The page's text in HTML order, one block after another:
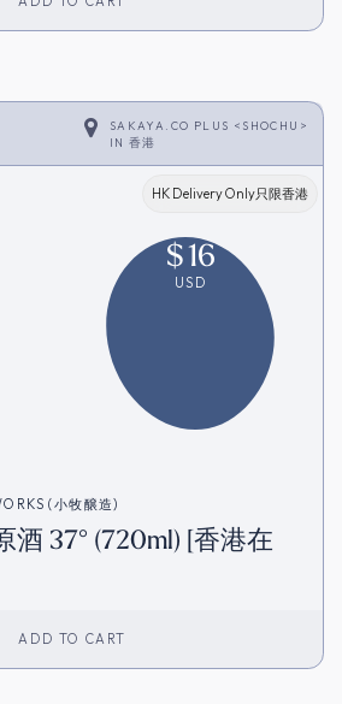
SAKAYA.CO PLUS <SHOCHU>
IN 香港
HK Delivery Only只限香港
$16
USD
(小牧醸造)
酒 37° (720ml) [香港在
ADD TO CART